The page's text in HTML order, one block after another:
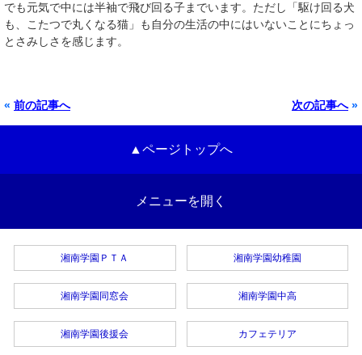
でも元気で中には半袖で飛び回る子までいます。ただし「駆け回る犬
も、こたつで丸くなる猫」も自分の生活の中にはいないことにちょっ
とさみしさを感じます。
« 前の記事へ 次の記事へ»
▲ページトップへ
メニューを開く
湘南学園ＰＴＡ
湘南学園同窓会
湘南学園後援会
湘南学園幼稚園
湘南学園中高
カフェテリア